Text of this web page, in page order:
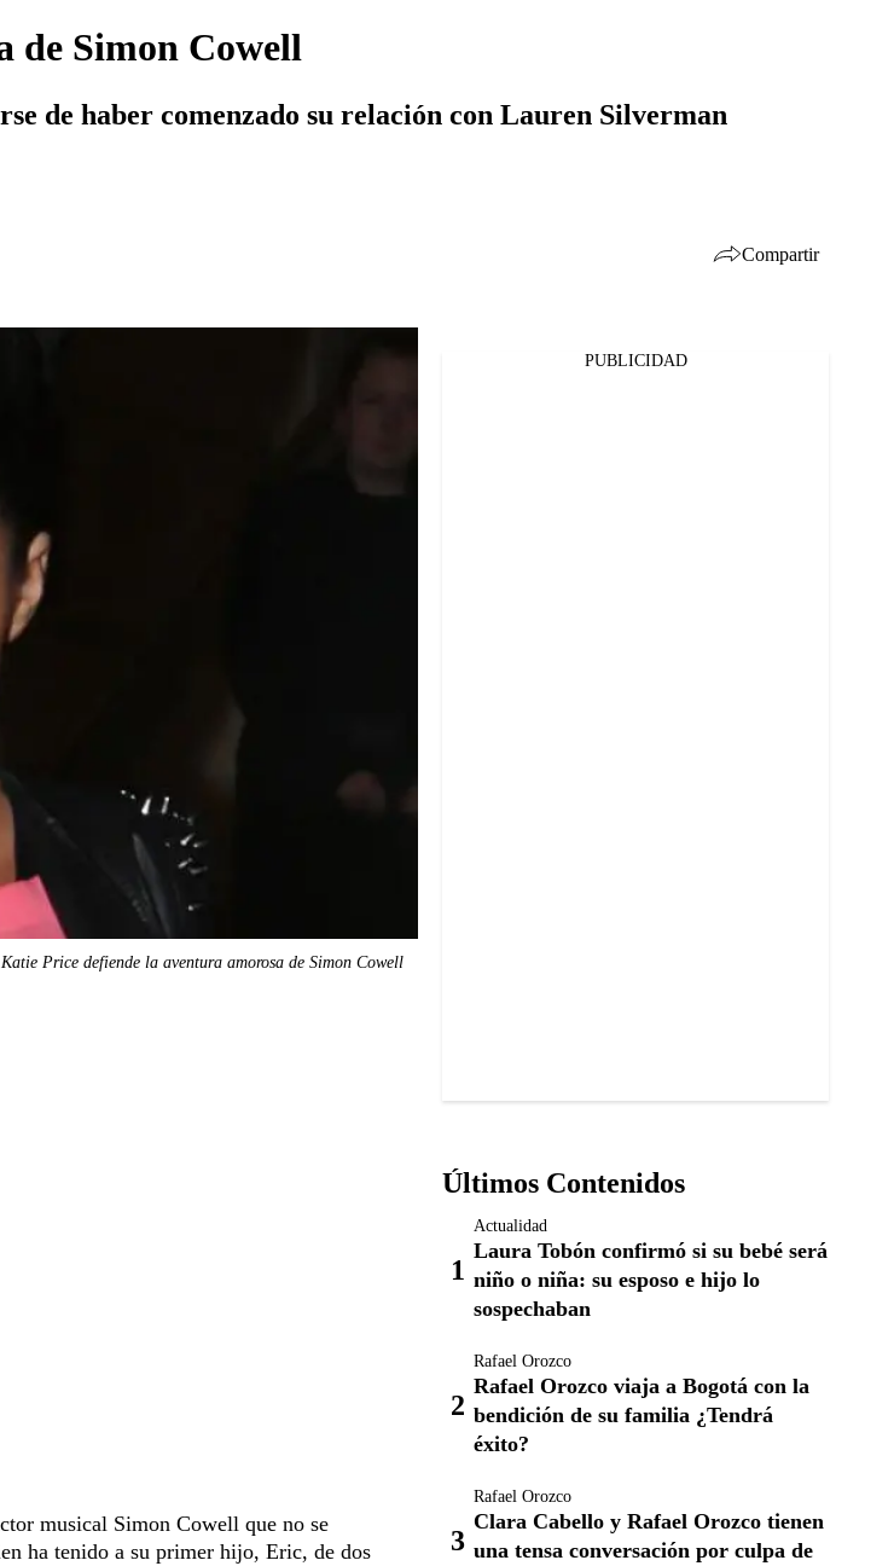
de Simon Cowell
de haber comenzado su relación con Lauren Silverman
Compartir
Katie Price defiende la aventura amorosa de Simon Cowell
musical Simon Cowell que no se
ha tenido a su primer hijo, Eric, de dos
PUBLICIDAD
Últimos Contenidos
Actualidad
Laura Tobón confirmó si su bebé será
niño o niña: su esposo e hijo lo
sospechaban
Rafael Orozco
Rafael Orozco viaja a Bogotá con la
bendición de su familia ¿Tendrá
éxito?
Rafael Orozco
Clara Cabello y Rafael Orozco tienen
una tensa conversación por culpa de